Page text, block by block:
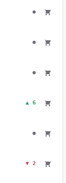
●
●
●
▲ 6
●
▼ 2